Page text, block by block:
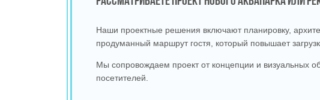
Наши проектные решения включают планировку,
продуманный маршрут гостя, который повышает
Мы сопровождаем проект от концепции и визуальных
посетителей.